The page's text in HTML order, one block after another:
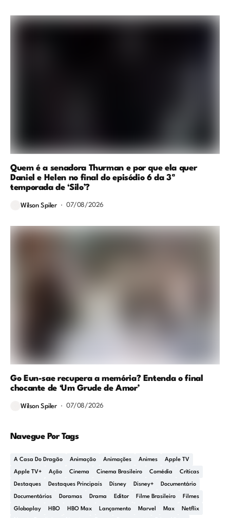
Quem é a senadora Thurman e por que ela quer
Daniel e Helen no final do episódio 6 da 3ª
temporada de ‘Silo’?
Wilson Spiler 07/08/2026
Go Eun-sae recupera a memória? Entenda o final
chocante de ‘Um Grude de Amor’
Wilson Spiler 07/08/2026
Navegue Por Tags
A Casa Do Dragão Animação Animações Animes Apple TV
Apple TV+ Ação Cinema Cinema Brasileiro Comédia Críticas
Destaques Destaques Principais Disney Disney+ Documentário
Documentários Doramas Drama Editor Filme Brasileiro Filmes
Globoplay HBO HBO Max Lançamento Marvel Max Netflix